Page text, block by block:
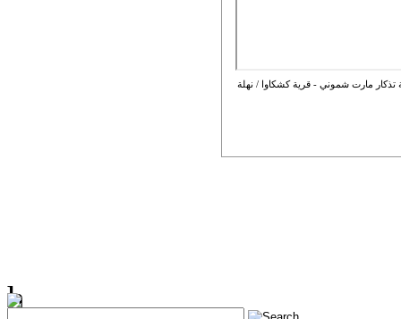
تذكار مارت شموني - قرية كشكاوا / نهلة
h